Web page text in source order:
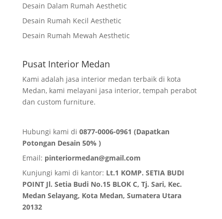
Desain Dalam Rumah Aesthetic
Desain Rumah Kecil Aesthetic
Desain Rumah Mewah Aesthetic
Pusat Interior Medan
Kami adalah jasa interior medan terbaik di kota
Medan, kami melayani jasa interior, tempah perabot
dan custom furniture.
Hubungi kami di 0877-0006-0961 (Dapatkan
Potongan Desain 50% )
Email: pinteriormedan@gmail.com
Kunjungi kami di kantor: Lt.1 KOMP. SETIA BUDI
POINT Jl. Setia Budi No.15 BLOK C, Tj. Sari, Kec.
Medan Selayang, Kota Medan, Sumatera Utara
20132